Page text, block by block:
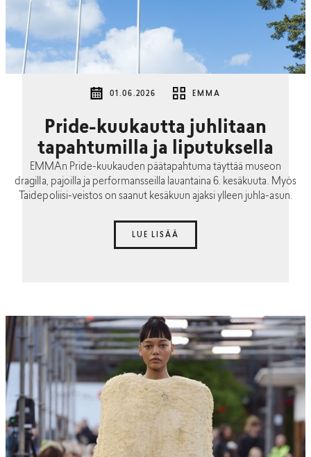
01.06.2026 EMMA
Pride-kuukautta juhlitaan
tapahtumilla ja liputuksella
EMMAn Pride-kuukauden päätapahtuma täyttää museon
dragilla, pajoilla ja performansseilla lauantaina 6. kesäkuuta. Myös
Taidepoliisi-veistos on saanut kesäkuun ajaksi ylleen juhla-asun.
LUE LISÄÄ